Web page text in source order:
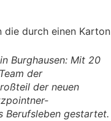
Burghausen: Mit 20
der
der neuen
Berufsleben gestartet.